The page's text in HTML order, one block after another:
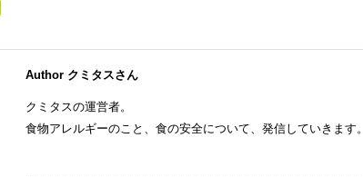
Author クミタスさん
クミタスの運営者。
食物アレルギーのこと、食の安全について、発信していきます。